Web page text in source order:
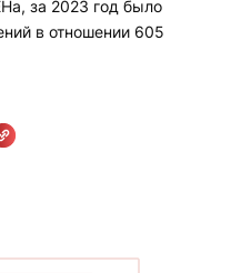
за 2023 год было
в отношении 605